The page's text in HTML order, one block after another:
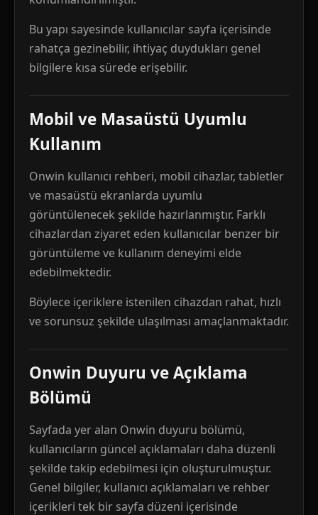
Bu yapı sayesinde kullanıcılar sayfa içerisinde
rahatça gezinebilir, ihtiyaç duydukları genel
bilgilere kısa sürede erişebilir.
Mobil ve Masaüstü Uyumlu
Kullanım
Onwin kullanıcı rehberi, mobil cihazlar, tabletler
ve masaüstü ekranlarda uyumlu
görüntülenecek şekilde hazırlanmıştır. Farklı
cihazlardan ziyaret eden kullanıcılar benzer bir
görüntüleme ve kullanım deneyimi elde
edebilmektedir.
Böylece içeriklere istenilen cihazdan rahat, hızlı
ve sorunsuz şekilde ulaşılması amaçlanmaktadır.
Onwin Duyuru ve Açıklama
Bölümü
Sayfada yer alan Onwin duyuru bölümü,
kullanıcıların güncel açıklamaları daha düzenli
şekilde takip edebilmesi için oluşturulmuştur.
Genel bilgiler, kullanıcı açıklamaları ve rehber
içerikleri tek bir sayfa düzeni içerisinde